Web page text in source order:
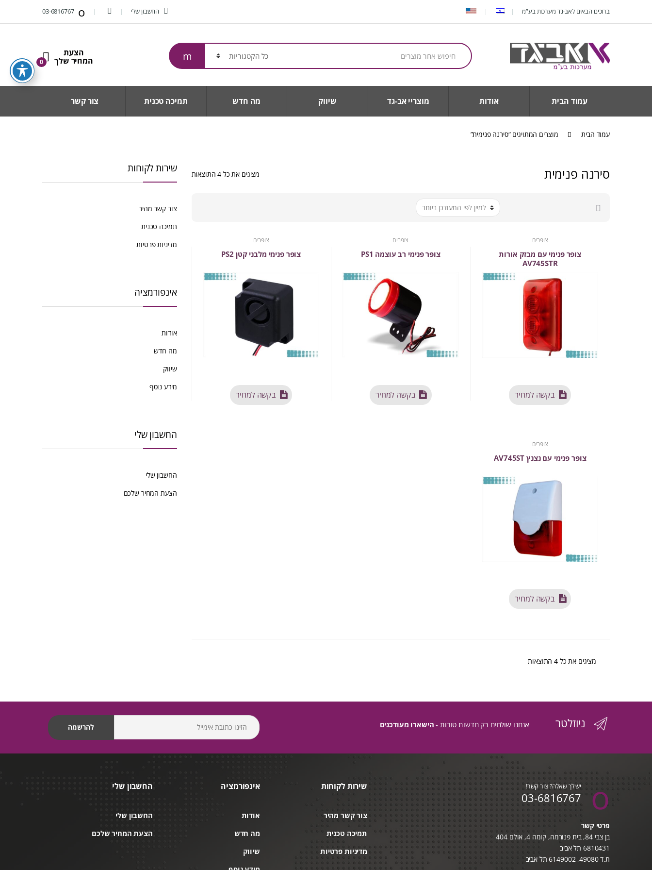
ברוכים הבאים לאב-גד מערכות בע”מ החשבון שלי 03-6816767
חיפוש
עבור:
0
עמוד הבית אודות מוצריי אב-גד שיווק מה חדש תמיכה טכנית צור קשר
עמוד הבית מוצרים המתויגים “סירנה פנימית”
סירנה פנימית מציגים את כל ⁦4⁩ התוצאות
ממוין
העדכני
צופרים
צופר פנימי עם מבזק אורות
AV745STR
בקשה למחיר
צופרים
צופר פנימי רב עוצמה PS1
בקשה למחיר
צופרים
צופר פנימי מלבני קטן PS2
בקשה למחיר
צופרים
צופר פנימי עם נצנץ AV745ST
בקשה למחיר
מציגים את כל ⁦4⁩ התוצאות ממוין
הפריט
העדכני
שירות לקוחות
צור קשר מהיר
תמיכה טכנית
מדיניות פרטיות
אינפורמציה
אודות
מה חדש
שיווק
מידע נוסף
החשבון שלי
החשבון שלי
הצעת המחיר שלכם
ניוזלטר אנחנו שולחים רק חדשות טובות - הישארו מעודכנים
שירות לקוחות
צור קשר מהיר
תמיכה טכנית
מדיניות פרטיות
אינפורמציה
אודות
מה חדש
שיווק
החשבון שלי
החשבון שלי
הצעת המחיר שלכם
יש לך שאלה? צור קשר!
03-6816767
פרטי קשר
בן צבי 84, בית פנורמה, קומה 4, אולם 404
6810431 תל אביב
ת.ד 49080, 6149002 תל אביב